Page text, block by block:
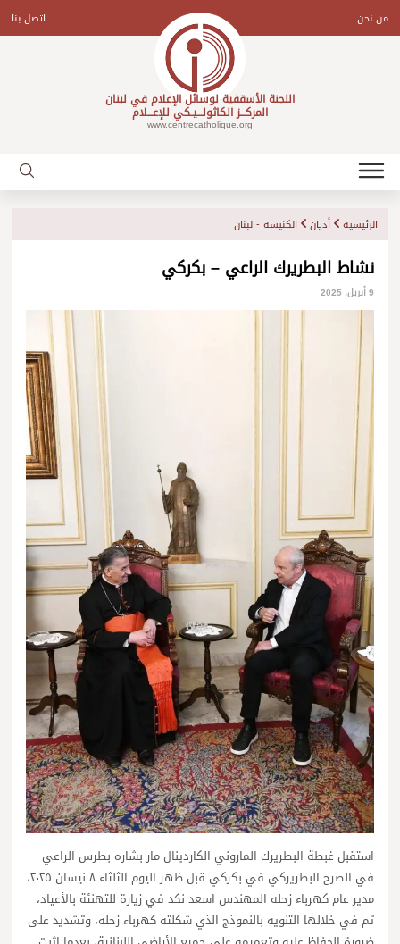
contentمن نحن اتصل بنا
اللجنة الأسقفية لوسائل الإعلام في لبنان
المركـــز الكاثولـــيـكي للإعـــلام
www.centrecatholique.org
الرئيسية أديان الكنيسة - لبنان
نشاط البطريرك الراعي – بكركي
9 أبريل، 2025
استقبل غبطة البطريرك الماروني الكاردينال مار بشاره بطرس الراعي
في الصرح البطريركي في بكركي قبل ظهر اليوم الثلثاء ٨ نيسان ٢٠٢٥،
مدير عام كهرباء زحله المهندس اسعد نكد في زيارة للتهنئة بالأعياد،
تم في خلالها التنويه بالنموذج الذي شكلته كهرباء زحله، وتشديد على